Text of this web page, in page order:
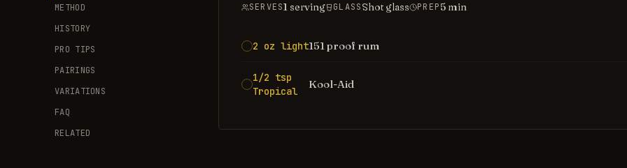
METHOD
HISTORY
PRO TIPS
PAIRINGS
VARIATIONS
FAQ
RELATED
SERVES1 serving GLASSShot glass PREP5 min
2 oz light151 proof rum
1/2 tsp
Tropical
Kool-Aid